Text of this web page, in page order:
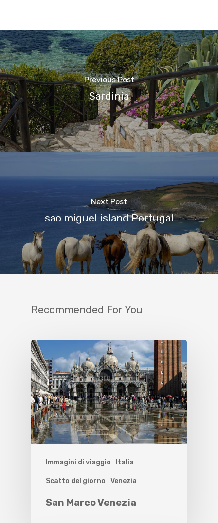
Previous Post
Sardinia
Next Post
sao miguel island Portugal
Recommended For You
Immagini di viaggio Italia
Scatto del giorno Venezia
San Marco Venezia